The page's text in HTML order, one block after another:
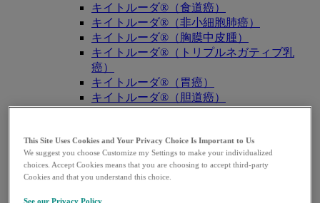
キイトルーダ®（食道癌）
キイトルーダ®（非小細胞肺癌）
キイトルーダ®（胸膜中皮腫）
キイトルーダ®（トリプルネガティブ乳
癌）
キイトルーダ®（胃癌）
キイトルーダ®（胆道癌）
キイトルーダ®（腎細胞癌）
キイトルーダ®（子宮体癌）
キイトルーダ®（子宮頸癌）
キイトルーダ®（悪性黒色腫）
This Site Uses Cookies and Your Privacy Choice Is Important to Us
We suggest you choose Customize my Settings to make your individualized
choices. Accept Cookies means that you are choosing to accept third-party
Cookies and that you understand this choice.
See our Privacy Policy